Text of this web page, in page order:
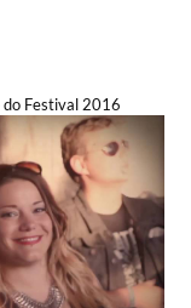
Festival 2016